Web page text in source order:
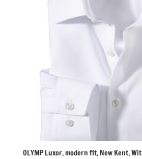
OLYMP Luxor, modern fit, New Kent, Wit